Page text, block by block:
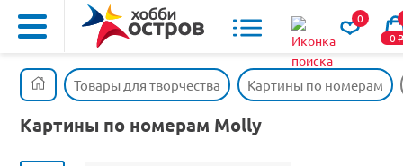
0
0o
Товары для творчества Картины по номерам
Картины по номерам Molly